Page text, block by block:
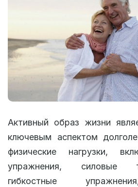
Активный образ жизни
ключевым аспектом
физические нагрузки,
упражнения, силовые
гибкостные